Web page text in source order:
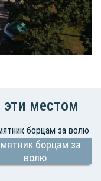
местом
борцам за
волю